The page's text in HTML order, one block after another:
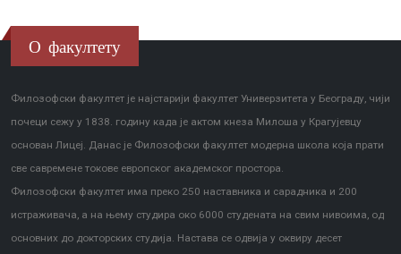
О факултету
Филозофски факултет је најстарији факултет Универзитета у Београду, чији
почеци сежу у 1838. годину када је актом кнеза Милоша у Крагујевцу
основан Лицеј. Данас је Филозофски факултет модерна школа која прати
све савремене токове европског академског простора.
Филозофски факултет има преко 250 наставника и сарадника и 200
истраживача, а на њему студира око 6000 студената на свим нивоима, од
основних до докторских студија. Настава се одвија у оквиру десет